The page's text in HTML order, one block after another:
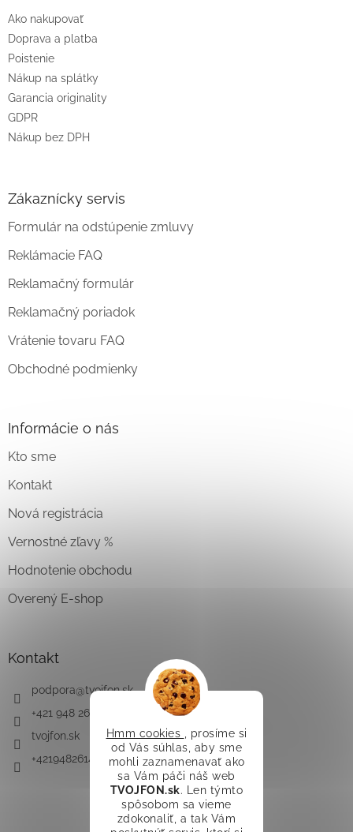
Hmm cookies
, prosíme si
od Vás súhlas, aby sme
mohli zaznamenavať ako
sa Vám páči náš web
TVOJFON.sk. Len týmto
spôsobom sa vieme
zdokonaliť, a tak Vám
Ako nakupovať
Doprava a platba
Poistenie
Nákup na splátky
Garancia originality
GDPR
Nákup bez DPH
Zákaznícky servis
Formulár na odstúpenie zmluvy
Reklámacie FAQ
Reklamačný formulár
Reklamačný poriadok
Vrátenie tovaru FAQ
Obchodné podmienky
Informácie o nás
Kto sme
Kontakt
Nová registrácia
Vernostné zľavy %
Hodnotenie obchodu
Overený E-shop
Kontakt
podpora@tvojfon.sk
+421 948 261 491
tvojfon.sk
+421948261491